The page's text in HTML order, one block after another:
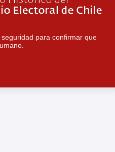
para confirmar que